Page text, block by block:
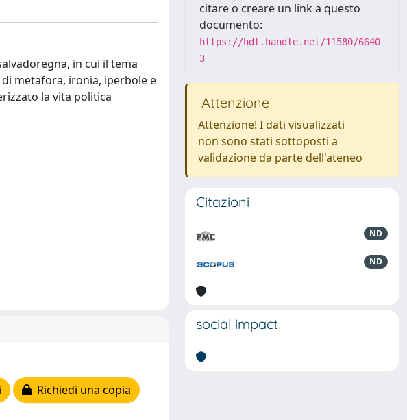
in cui il tema
metafora, ironia, iperbole e
la vita politica
Richiedi una copia
citare o creare un link a questo
documento:
https://hdl.handle.net/11580/6640
3
Attenzione
Attenzione! I dati visualizzati
non sono stati sottoposti a
validazione da parte dell'ateneo
Citazioni
ND
ND
social impact